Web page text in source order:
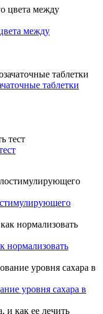
между
таблетки
нормализовать
уровня сахара в